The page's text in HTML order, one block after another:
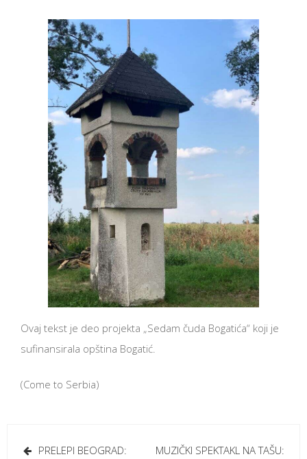
Ovaj tekst je deo projekta „Sedam čuda Bogatića“ koji je
sufinansirala opština Bogatić.
(Come to Serbia)
Кретање
PRELEPI BEOGRAD:
MUZIČKI SPEKTAKL NA TAŠU: